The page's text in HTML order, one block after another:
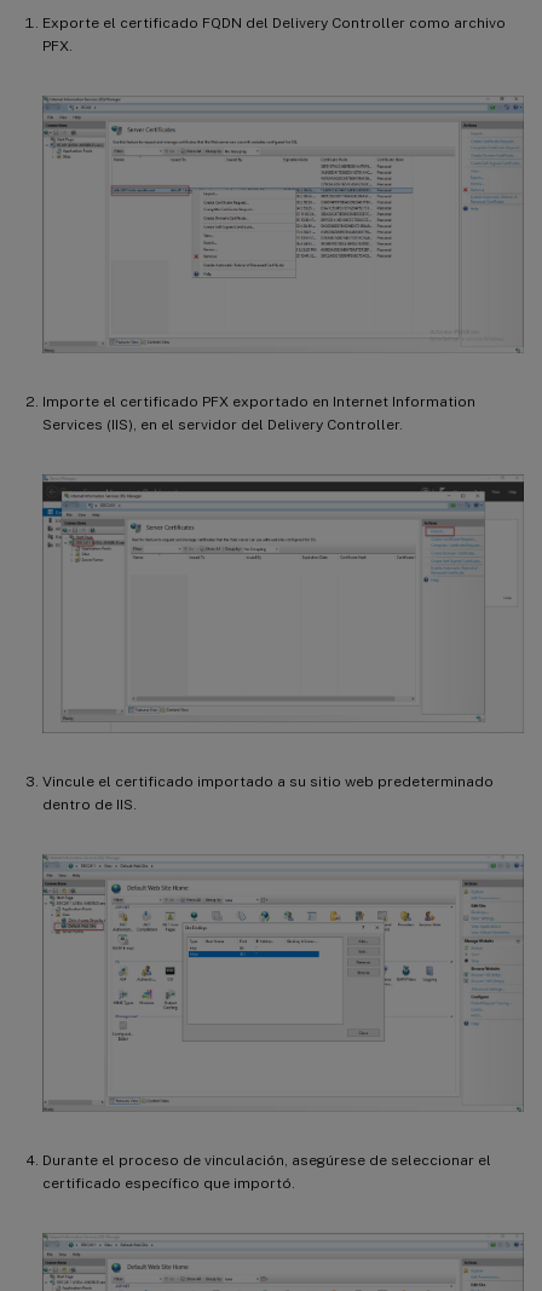
Exporte el certificado FQDN del Delivery Controller como archivo
PFX.
Importe el certificado PFX exportado en Internet Information
Services (IIS), en el servidor del Delivery Controller.
Vincule el certificado importado a su sitio web predeterminado
dentro de IIS.
Durante el proceso de vinculación, asegúrese de seleccionar el
certificado específico que importó.